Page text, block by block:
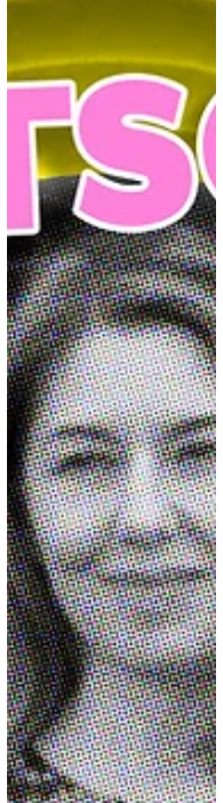
structuur. Ruud selecteerde Star Wars-
spoof Spaceballs (1987), en droeg daarbij
een passend T-shirt - merchandising!
21:10 - Ruuds grote Mel Brooks-theorie
25:02 - Blazing Saddles (keuzefilm
Hedwig) 3